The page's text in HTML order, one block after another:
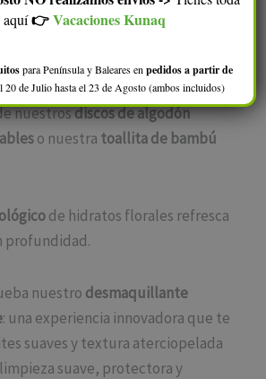
espectacular concentración de
a la piel
nuestrosdiscos de algodón
o nuestra toallita de bambú
de hidratos florales refresca
profundidad.
nuestro desmaquillante
: una experiencia innovadora que te
suaves y textura aterciopelada
suave, protectora y
aquí👉Vacaciones Kunaq
para Península y Baleares enpedidos a partir de
20 de Julio hasta el 23 de Agosto (ambos incluidos)